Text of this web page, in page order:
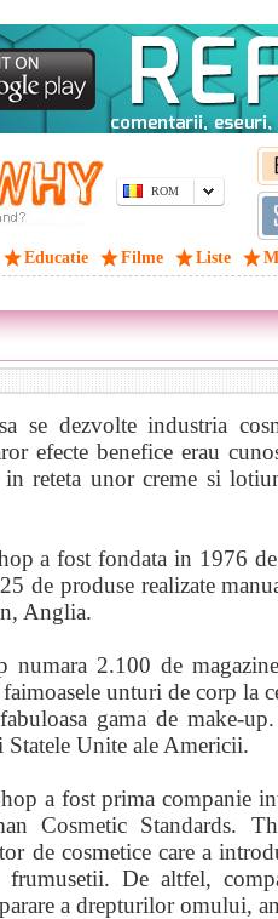
ROM
Educatie Filme Liste
se dezvolte industria
efecte benefice erau
reteta unor creme si
a fost fondata in 1976
de produse realizate
Anglia.
numara 2.100 de
unturi de corp la
gama de make-
Unite ale Americii.
a fost prima companie
Cosmetic Standards.
de cosmetice care a
frumusetii. De altfel,
a drepturilor omului,